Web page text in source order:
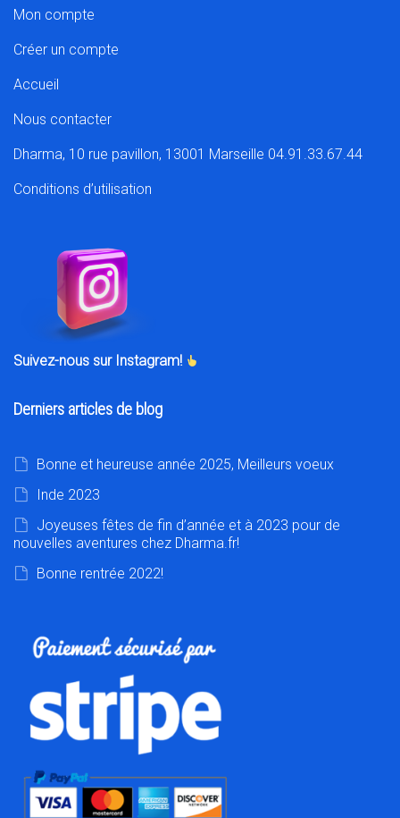
Mon compte
Créer un compte
Accueil
Nous contacter
Dharma, 10 rue pavillon, 13001 Marseille 04.91.33.67.44
Conditions d’utilisation
Suivez-nous sur Instagram!
Derniers articles de blog
Bonne et heureuse année 2025, Meilleurs voeux
Inde 2023
Joyeuses fêtes de fin d’année et à 2023 pour de
nouvelles aventures chez Dharma.fr!
Bonne rentrée 2022!